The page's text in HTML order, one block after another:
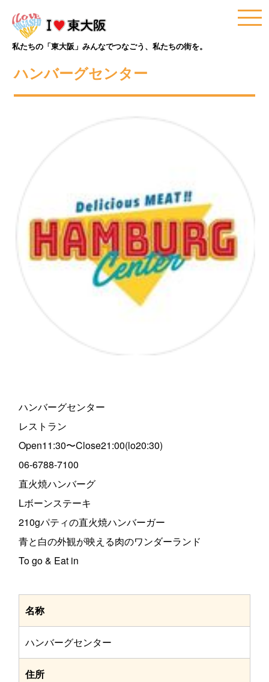
私たちの「東大阪」みんなでつなごう、私たちの街を。
ハンバーグセンター
ハンバーグセンター
レストラン
Open11:30〜Close21:00(lo20:30)
06-6788-7100
直火焼ハンバーグ
Lボーンステーキ
210gパティの直火焼ハンバーガー
青と白の外観が映える肉のワンダーランド
To go & Eat in
名称
ハンバーグセンター
住所